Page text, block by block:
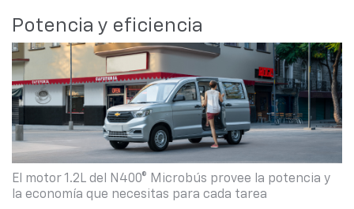
Potencia y eficiencia
El motor 1.2L del N400® Microbús provee la potencia y
la economía que necesitas para cada tarea